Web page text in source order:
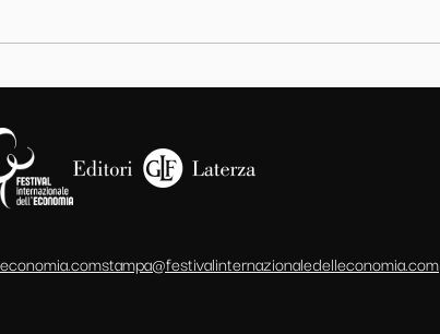
stampa@festivalinternazionaledelleconomia.com